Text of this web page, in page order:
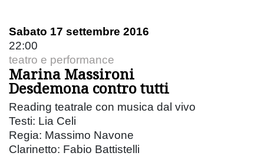
Sabato 17 settembre 2016
22:00
teatro e performance
Marina Massironi
Desdemona contro tutti
Reading teatrale con musica dal vivo
Testi: Lia Celi
Regia: Massimo Navone
Clarinetto: Fabio Battistelli